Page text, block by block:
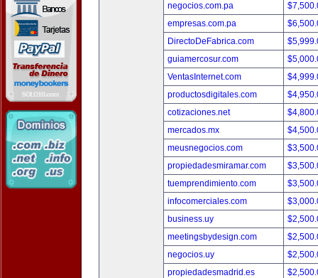
negocios.com.pa
empresas.com.pa
DirectoDeFabrica.com
guiamercosur.com
VentasInternet.com
productosdigitales.com
cotizaciones.net
mercados.mx
meusnegocios.com
propiedadesmiramar.com
tuemprendimiento.com
infocomerciales.com
business.uy
meetingsbydesign.com
negocios.uy
propiedadesmadrid.es